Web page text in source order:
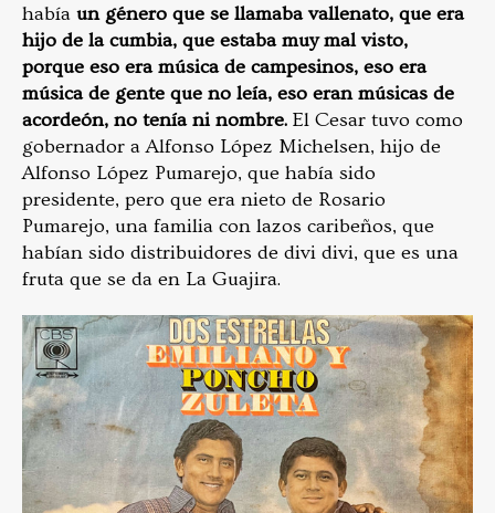
había un género que se llamaba vallenato, que era
hijo de la cumbia, que estaba muy mal visto,
porque eso era música de campesinos, eso era
música de gente que no leía, eso eran músicas de
acordeón, no tenía ni nombre. El Cesar tuvo como
gobernador a Alfonso López Michelsen, hijo de
Alfonso López Pumarejo, que había sido
presidente, pero que era nieto de Rosario
Pumarejo, una familia con lazos caribeños, que
habían sido distribuidores de divi divi, que es una
fruta que se da en La Guajira.